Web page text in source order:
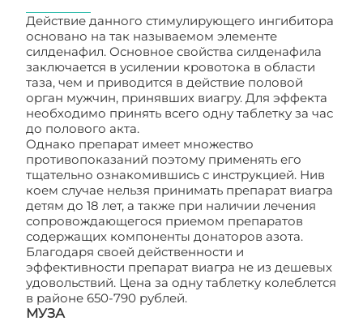
Действие данного стимулирующего ингибитора
основано на так называемом элементе
силденафил. Основное свойства силденафила
заключается в усилении кровотока в области
таза, чем и приводится в действие половой
орган мужчин, принявших виагру. Для эффекта
необходимо принять всего одну таблетку за час
до полового акта.
Однако препарат имеет множество
противопоказаний поэтому применять его
тщательно ознакомившись с инструкцией. Нив
коем случае нельзя принимать препарат виагра
детям до 18 лет, а также при наличии лечения
сопровождающегося приемом препаратов
содержащих компоненты донаторов азота.
Благодаря своей действенности и
эффективности препарат виагра не из дешевых
удовольствий. Цена за одну таблетку колеблется
в районе 650-790 рублей.
МУЗА